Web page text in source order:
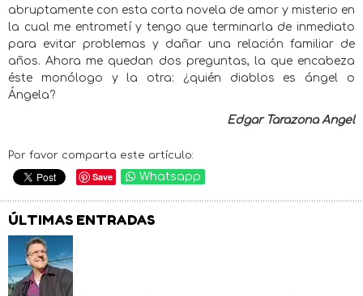
abruptamente con esta corta novela de amor y misterio en
la cual me entrometí y tengo que terminarla de inmediato
para evitar problemas y dañar una relación familiar de
años. Ahora me quedan dos preguntas, la que encabeza
éste monólogo y la otra: ¿quién diablos es ángel o
Ángela?
Edgar Tarazona Angel
Por favor comparta este artículo:
Save Whatsapp
ÚLTIMAS ENTRADAS